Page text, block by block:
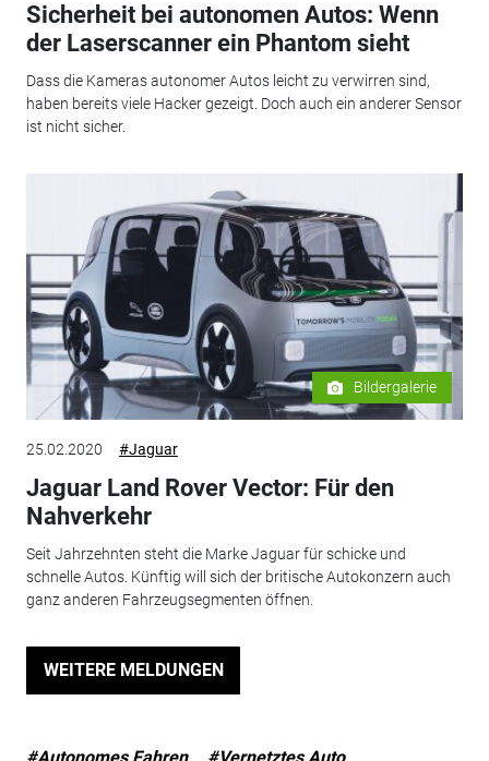
Sicherheit bei autonomen Autos: Wenn
der Laserscanner ein Phantom sieht
Dass die Kameras autonomer Autos leicht zu verwirren sind,
haben bereits viele Hacker gezeigt. Doch auch ein anderer Sensor
ist nicht sicher.
Bildergalerie
25.02.2020 #Jaguar
Jaguar Land Rover Vector: Für den
Nahverkehr
Seit Jahrzehnten steht die Marke Jaguar für schicke und
schnelle Autos. Künftig will sich der britische Autokonzern auch
ganz anderen Fahrzeugsegmenten öffnen.
WEITERE MELDUNGEN